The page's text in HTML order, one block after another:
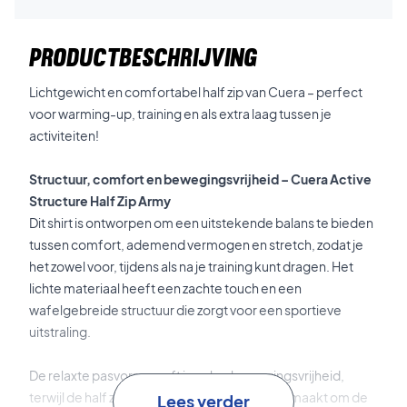
PRODUCTBESCHRIJVING
Lichtgewicht en comfortabel half zip van Cuera – perfect
voor warming-up, training en als extra laag tussen je
activiteiten!
Structuur, comfort en bewegingsvrijheid – Cuera Active
Structure Half Zip Army
Dit shirt is ontworpen om een uitstekende balans te bieden
tussen comfort, ademend vermogen en stretch, zodat je
het zowel voor, tijdens als na je training kunt dragen. Het
lichte materiaal heeft een zachte touch en een
wafelgebreide structuur die zorgt voor een sportieve
uitstraling.
De relaxte pasvorm geeft je volop bewegingsvrijheid,
terwijl de half zip-constructie het eenvoudig maakt om de
Lees verder